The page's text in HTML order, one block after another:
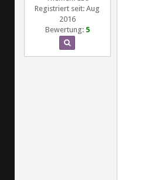
Registriert seit: Aug
2016
Bewertung: 5